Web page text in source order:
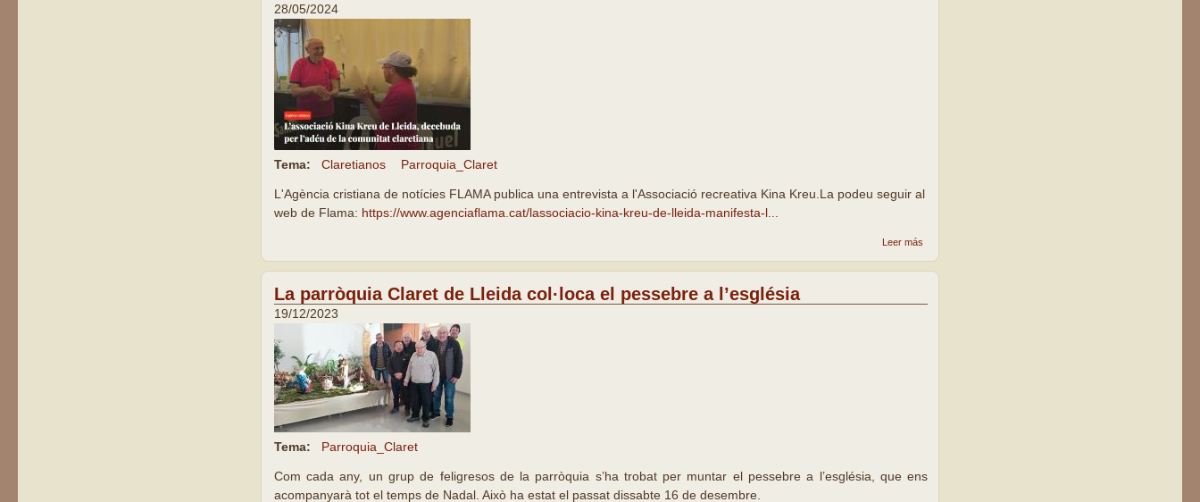
28/05/2024
Tema: Claretianos Parroquia_Claret
L'Agència cristiana de notícies FLAMA publica una entrevista a l'Associació recreativa Kina Kreu.La podeu seguir al
web de Flama: https://www.agenciaflama.cat/lassociacio-kina-kreu-de-lleida-manifesta-l...
Leer más
de Lleida,
per l’adéu
La parròquia Claret de Lleida col·loca el pessebre a l’església
19/12/2023
Tema: Parroquia_Claret
Com cada any, un grup de feligresos de la parròquia s’ha trobat per muntar el pessebre a l’església, que ens
acompanyarà tot el temps de Nadal. Això ha estat el passat dissabte 16 de desembre.